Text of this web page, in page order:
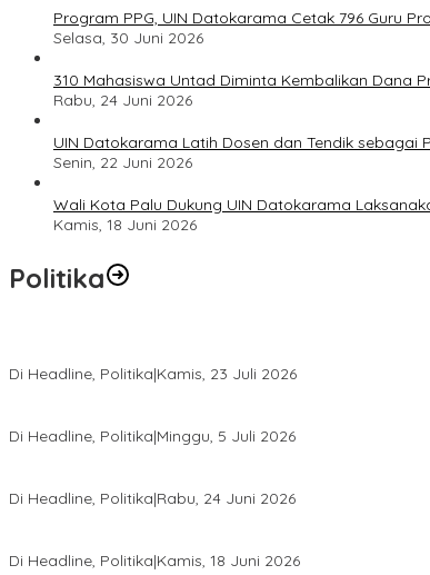
Program PPG, UIN Datokarama Cetak 796 Guru
Selasa, 30 Juni 2026
310 Mahasiswa Untad Diminta Kembalikan Dana
Rabu, 24 Juni 2026
UIN Datokarama Latih Dosen dan Tendik sebagai
Senin, 22 Juni 2026
Wali Kota Palu Dukung UIN Datokarama
Kamis, 18 Juni 2026
Politika
Di Headline, Politika|Kamis, 23 Juli 2026
Di Headline, Politika|Minggu, 5 Juli 2026
Di Headline, Politika|Rabu, 24 Juni 2026
Di Headline, Politika|Kamis, 18 Juni 2026